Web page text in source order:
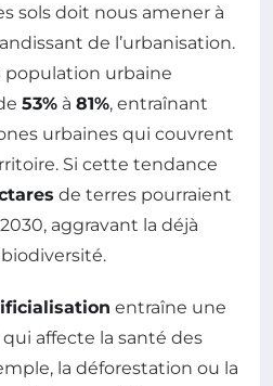
sols doit nous amener à
de l’urbanisation.
population urbaine
53% à 81%, entraînant
urbaines qui couvrent
Si cette tendance
de terres pourraient
aggravant la déjà
entraîne une
affecte la santé des
la déforestation ou la